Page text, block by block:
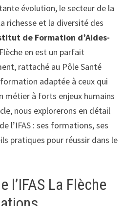
évolution, le secteur de la
richesse et la diversité des
de Formation d’Aides-
en est un parfait
rattaché au Pôle Santé
adaptée à ceux qui
métier à forts enjeux humains
nous explorerons en détail
l’IFAS : ses formations, ses
pratiques pour réussir dans le
l’IFAS La Flèche